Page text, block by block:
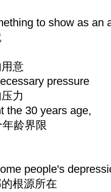
to show as an
意
pressure
力
the 30 years age,
龄界限
people's
根源所在